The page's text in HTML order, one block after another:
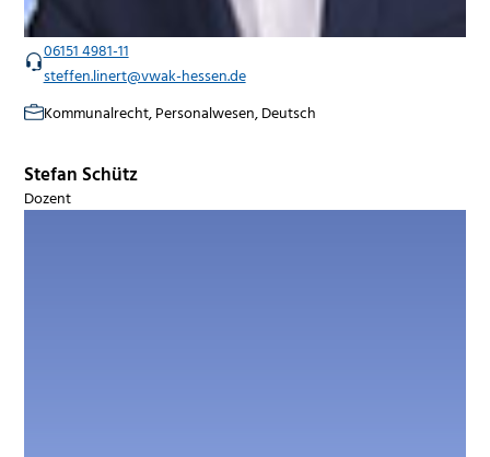
06151 4981-11
steffen.linert@vwak-hessen.de
Kommunalrecht, Personalwesen, Deutsch
Stefan Schütz
Dozent